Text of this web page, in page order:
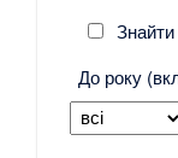
До року